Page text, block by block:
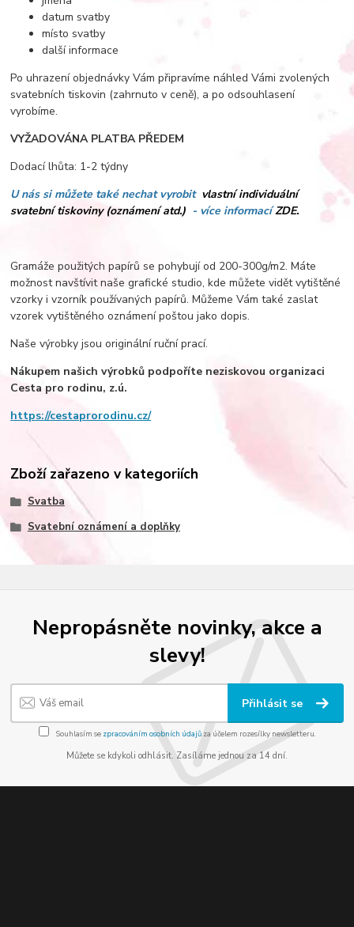
datum svatby
místo svatby
další informace
Po uhrazení objednávky Vám připravíme náhled Vámi zvolených
svatebních tiskovin (zahrnuto v ceně), a po odsouhlasení
vyrobíme.
VYŽADOVÁNA PLATBA PŘEDEM
Dodací lhůta: 1-2 týdny
U nás si můžete také nechat vyrobit vlastní individuální
svatební tiskoviny (oznámení atd.) - více informacíZDE.
Gramáže použitých papírů se pohybují od 200-300g/m2. Máte
možnost navštívit naše grafické studio, kde můžete vidět vytištěné
vzorky i vzorník používaných papírů. Můžeme Vám také zaslat
vzorek vytištěného oznámení poštou jako dopis.
Naše výrobky jsou originální ruční prací.
Nákupem našich výrobků podpoříte neziskovou organizaci
Cesta pro rodinu, z.ú.­
https://cestaprorodinu.cz/
Zboží zařazeno v kategoriích
Svatba
Svatební oznámení a doplňky
Nepropásněte novinky, akce a
slevy!
Přihlásit se
Souhlasím se zpracováním osobních údajůza účelem rozesílky newsletteru.
Můžete se kdykoli odhlásit. Zasíláme jednou za 14 dní.